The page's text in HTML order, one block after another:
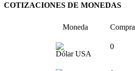
COTIZACIONES DE MONEDAS
Moneda Compra
Dólar USA
0